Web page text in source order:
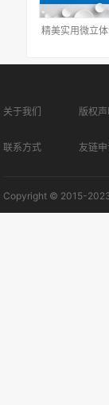
精美实用微立
关于我们 版权声
联系方式 友链
Copyright © 2015-